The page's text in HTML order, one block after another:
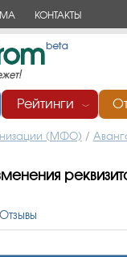
КОНТАКТЫ
Рейтинги ﹀
(МФО) /
Отзывы